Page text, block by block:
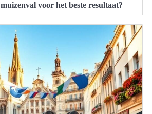
voor het beste resultaat?